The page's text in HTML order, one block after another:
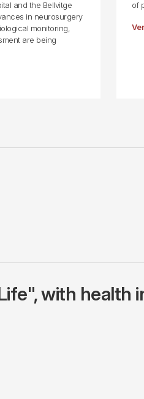
and the Bellvitge
in neurosurgery
monitoring,
are being
of
with health